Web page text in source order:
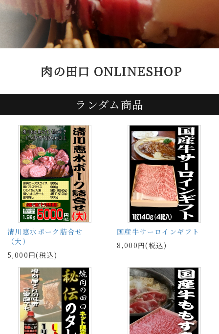
肉の田口 ONLINESHOP
ランダム商品
清川恵水ポーク詰合せ
（大）
5,000円(税込)
国産牛サーロインギフト
8,000円(税込)